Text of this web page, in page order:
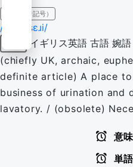
IPA（発音記号）
/ˈnɛsəˌsɛɹi/
イギリス英語 古語 婉語
(chiefly UK, archaic,
definite article) A place
business of urination and
lavatory. / (obsolete)
意
単